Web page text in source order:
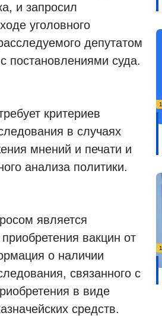
и запросил
уголовного
депутатом
постановлениями суда.
критериев
в случаях
мнений и печати и
анализа политики.
является
вакцин от
о наличии
связанного с
в виде
средств.